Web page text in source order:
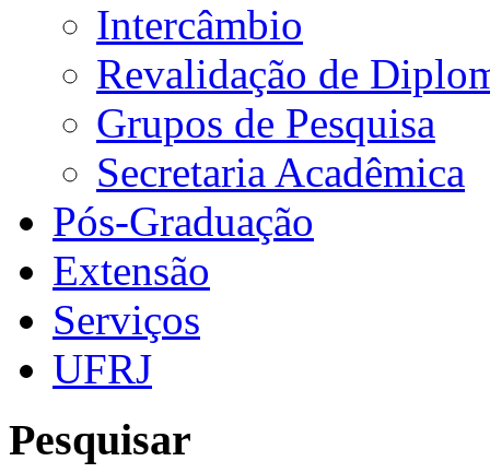
Intercâmbio
Revalidação de
Grupos de Pesquisa
Secretaria Acadêmica
Pós-Graduação
Extensão
Serviços
UFRJ
Pesquisar